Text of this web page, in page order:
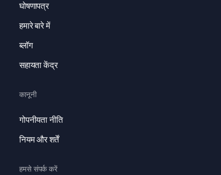
घोषणापत्र
हमारे बारे में
ब्लॉग
सहायता केंद्र
कानूनी
गोपनीयता नीति
नियम और शर्तें
हमसे संपर्क करें